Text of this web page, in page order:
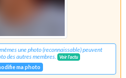
une photo (reconnaissable) peuvent
des autres membres.
Voir l'actu
ma photo